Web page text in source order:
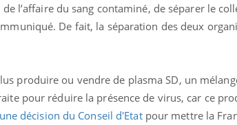
l’affaire du sang contaminé, de séparer le
De fait, la séparation des deux
produire ou vendre de plasma SD, un
pour réduire la présence de virus, car ce
décision du Conseil d'Etatpour mettre la